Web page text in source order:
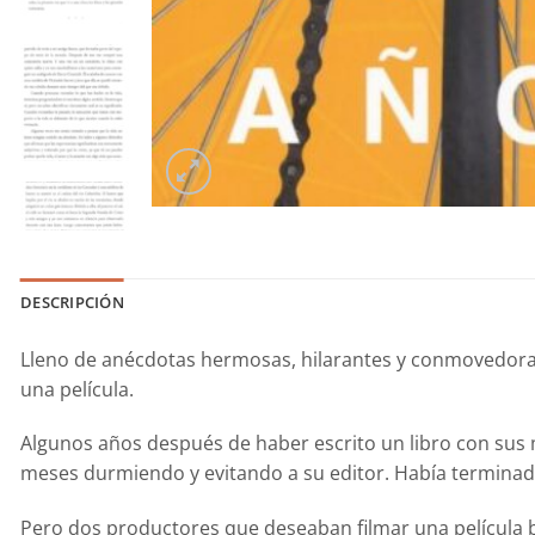
DESCRIPCIÓN
Lleno de anécdotas hermosas, hilarantes y
una película.
Algunos años después de haber escrito un libro con
meses durmiendo y evitando a su editor. Había
Pero dos productores que deseaban filmar una